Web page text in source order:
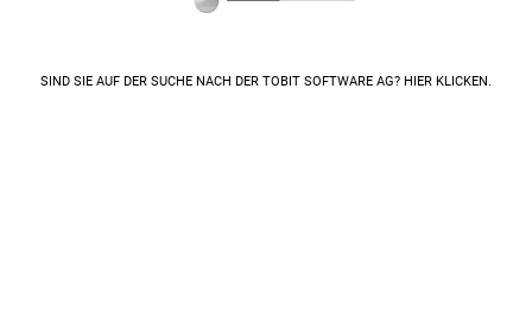
SIND SIE AUF DER SUCHE NACH DER TOBIT SOFTWARE AG? HIER KLICKEN.